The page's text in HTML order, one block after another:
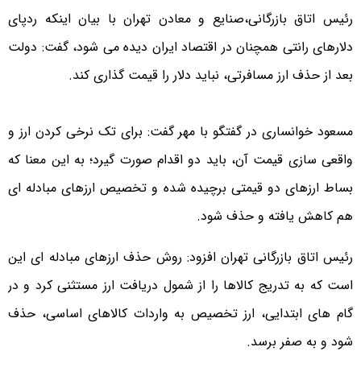
رئیس اتاق بازرگانی،صنایع و معادن تهران با بیان اینکه ردپای
دلارهای رانتی همچنان در اقتصاد ایران دیده می شود، گفت: دولت
بعد از حذف ارز مسافرتی، نباید دلار را قیمت ‌گذاری کند.
مسعود خوانساری در گفتگو با مهر گفت: برای تک نرخی کردن ارز و
واقعی سازی قیمت آن، باید دو اقدام صورت گیرد؛ به این معنا که
بساط ارزهای دو قیمتی برچیده شده و تخصیص ارزهای مبادله ای
هم کاهش یافته و حذف شود.
رئیس اتاق بازرگانی تهران افزود: روش حذف ارزهای مبادله ای این
است که به تدریج کالاها را از شمول دریافت ارز مستثنی کرد و در
گام های ابتدایی، ارز تخصیص به واردات کالاهای اساسی، حذف
شود و به صفر برسد.